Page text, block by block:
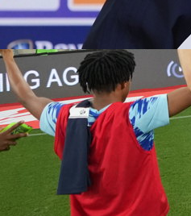
AGENCIJA IZ GRAČANICE